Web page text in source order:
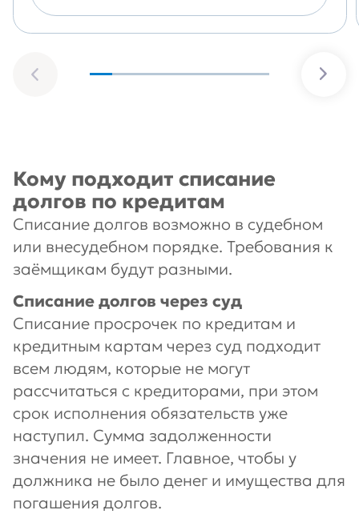
Кому подходит списание
долгов по кредитам
Списание долгов возможно в судебном
или внесудебном порядке. Требования к
заёмщикам будут разными.
Списание долгов через суд
Списание просрочек по кредитам и
кредитным картам через суд подходит
всем людям, которые не могут
рассчитаться с кредиторами, при этом
срок исполнения обязательств уже
наступил. Сумма задолженности
значения не имеет. Главное, чтобы у
должника не было денег и имущества для
погашения долгов.